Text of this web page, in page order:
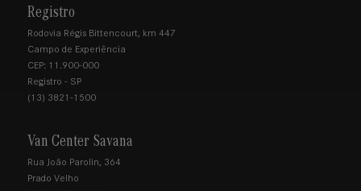
Registro
Rodovia Régis Bittencourt, km 447
Campo de Experiência
CEP: 11.900-000
Registro - SP
(13) 3821-1500
Van Center Savana
Rua João Parolin, 364
Prado Velho